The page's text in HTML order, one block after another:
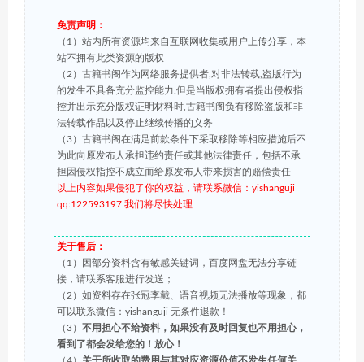
免责声明：
（1）站内所有资源均来自互联网收集或用户上传分享，本
站不拥有此类资源的版权
（2）古籍书阁作为网络服务提供者,对非法转载,盗版行为
的发生不具备充分监控能力.但是当版权拥有者提出侵权指
控并出示充分版权证明材料时,古籍书阁负有移除盗版和非
法转载作品以及停止继续传播的义务
（3）古籍书阁在满足前款条件下采取移除等相应措施后不
为此向原发布人承担违约责任或其他法律责任，包括不承
担因侵权指控不成立而给原发布人带来损害的赔偿责任
以上内容如果侵犯了你的权益，请联系微信：yishanguji
qq:122593197 我们将尽快处理
关于售后：
（1）因部分资料含有敏感关键词，百度网盘无法分享链
接，请联系客服进行发送；
（2）如资料存在张冠李戴、语音视频无法播放等现象，都
可以联系微信：yishanguji 无条件退款！
（3） 不用担心不给资料，如果没有及时回复也不用担心，
看到了都会发给您的！放心！